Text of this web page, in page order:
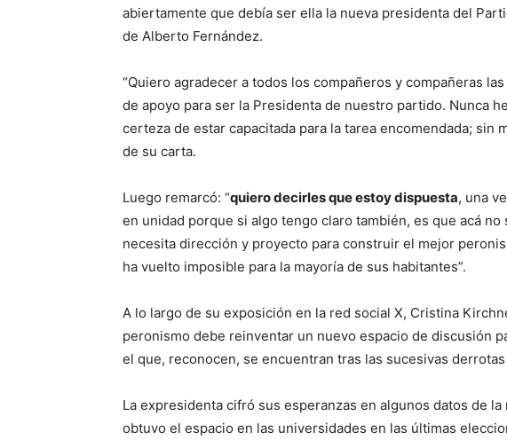
abiertamente que debía ser ella la nueva presidenta del
de Alberto Fernández.
“Quiero agradecer a todos los compañeros y compañeras
de apoyo para ser la Presidenta de nuestro partido. Nunca
certeza de estar capacitada para la tarea encomendada; sin
de su carta.
Luego remarcó: “quiero decirles que estoy dispuesta, una
en unidad porque si algo tengo claro también, es que acá
necesita dirección y proyecto para construir el mejor
ha vuelto imposible para la mayoría de sus habitantes”.
A lo largo de su exposición en la red social X, Cristina
peronismo debe reinventar un nuevo espacio de discusión
el que, reconocen, se encuentran tras las sucesivas
La expresidenta cifró sus esperanzas en algunos datos de
obtuvo el espacio en las universidades en las últimas